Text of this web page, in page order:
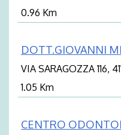
0.96 Km
DOTT.GIOVANNI
VIA SARAGOZZA 116,
1.05 Km
CENTRO